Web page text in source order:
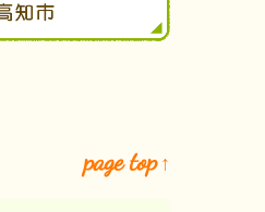
page top ↑